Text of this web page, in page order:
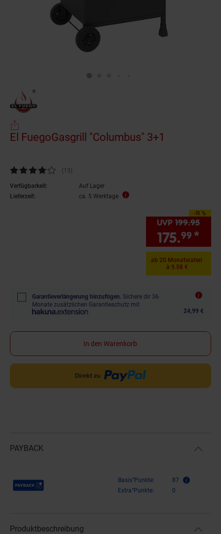
El FuegoGasgrill "Columbus" 3+1
Kundenbewertung: 4,15 von 5 Sternen
(13Kundenbewertungen
)
Verfügbarkeit:
Auf Lager
Lieferzeit:
ca. 5 Werktage
-11 %
Sie Sparen 11 Prozent,
UVP199.95UVP
175.99 *
ab 20 Monatsraten
à 9.58 €
Garantieverlängerung hinzufügen. Sichere dir 36
Monate zusätzlichen Garantieschutz mit
24,99 €
In den Warenkorb
PAYBACK
Payback Punkte Basis°Punkte:
87
Extra°Punkte:
0
Produktbeschreibung